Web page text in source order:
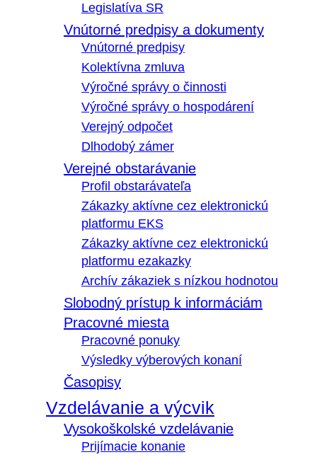
Legislatíva SR
Vnútorné predpisy a dokumenty
Vnútorné predpisy
Kolektívna zmluva
Výročné správy o činnosti
Výročné správy o hospodárení
Verejný odpočet
Dlhodobý zámer
Verejné obstarávanie
Profil obstarávateľa
Zákazky aktívne cez elektronickú
platformu EKS
Zákazky aktívne cez elektronickú
platformu ezakazky
Archív zákaziek s nízkou hodnotou
Slobodný prístup k informáciám
Pracovné miesta
Pracovné ponuky
Výsledky výberových konaní
Časopisy
Vzdelávanie a výcvik
Vysokoškolské vzdelávanie
Prijímacie konanie